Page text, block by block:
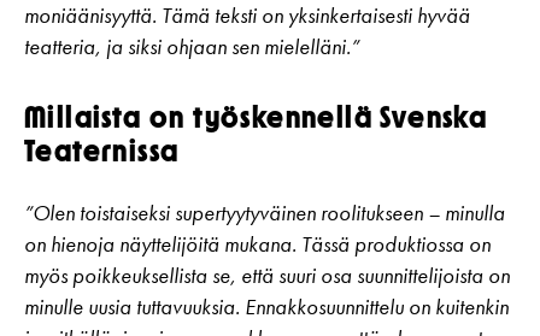
moniäänisyyttä. Tämä teksti on yksinkertaisesti hyvää
teatteria, ja siksi ohjaan sen mielelläni.”
Millaista on työskennellä Svenska
Teaternissa
”Olen toistaiseksi supertyytyväinen roolitukseen – minulla
on hienoja näyttelijöitä mukana. Tässä produktiossa on
myös poikkeuksellista se, että suuri osa suunnittelijoista on
minulle uusia tuttavuuksia. Ennakkosuunnittelu on kuitenkin